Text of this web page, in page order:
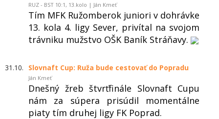
RUZ - BST 10:1, 13.kolo | Ján Kmeť
Tím MFK Ružomberok juniori v dohrávke
13. kola 4. ligy Sever, privítal na svojom
trávniku mužstvo OŠK Baník Stráňavy.
31.10. Slovnaft Cup: Ruža bude cestovať do Popradu
Ján Kmeť
Dnešný žreb štvrťfinále Slovnaft Cupu
nám za súpera prisúdil momentálne
piaty tím druhej ligy FK Poprad.